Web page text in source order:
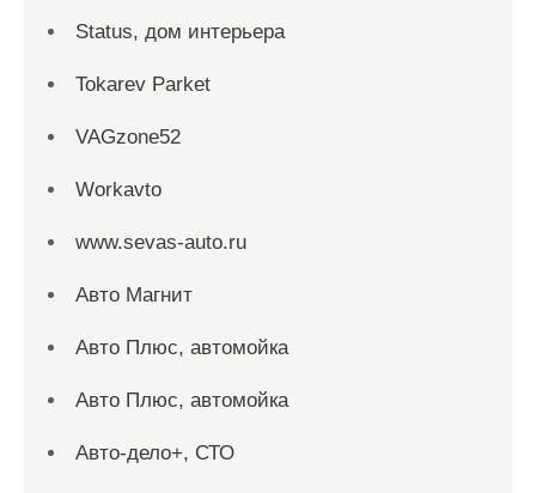
Status, дом интерьера
Tokarev Parket
VAGzone52
Workavto
www.sevas-auto.ru
Авто Магнит
Авто Плюс, автомойка
Авто Плюс, автомойка
Авто-дело+, СТО